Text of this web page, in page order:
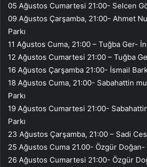
05 Ağustos Cumartesi 21:00- Selcen
09 Ağustos Çarşamba, 21:00- Ahmet
Parkı
11 Ağustos Cuma, 21:00 – Tuğba Ger-
12 Ağustos Cumartesi 21:00 – Tuğba
16 Ağustos Çarşamba 21:00- İsmail
18 Ağustos Cuma, 21:00- Sabahattin
Parkı
19 Ağustos Cumartesi 21:00-
Parkı
23 Ağustos Çarşamba, 21:00 – Sadi
25 Ağustos Cuma 21.00- Özgür Doğan-
26 Ağustos Cumartesi 21:00- Özgür